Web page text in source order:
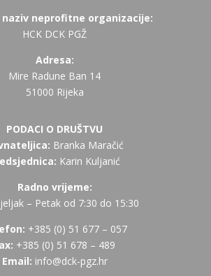
naziv neprofitne organizacije:
HCK DCK PGŽ
Adresa:
Mire Radune Ban 14
51000 Rijeka
PODACI O DRUŠTVU
Branka Maračić
Karin Kuljanić
Radno vrijeme:
– Petak od 7:30 do 15:30
+385 (0) 51 677 – 057
+385 (0) 51 678 – 489
Email: info@dck-pgz.hr